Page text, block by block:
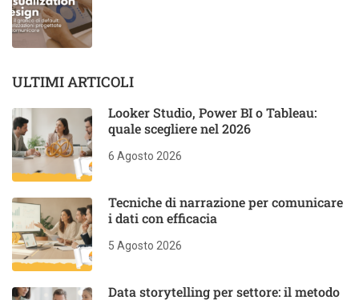
ULTIMI ARTICOLI
Looker Studio, Power BI o Tableau:
quale scegliere nel 2026
6 Agosto 2026
Tecniche di narrazione per comunicare
i dati con efficacia
5 Agosto 2026
Data storytelling per settore: il metodo